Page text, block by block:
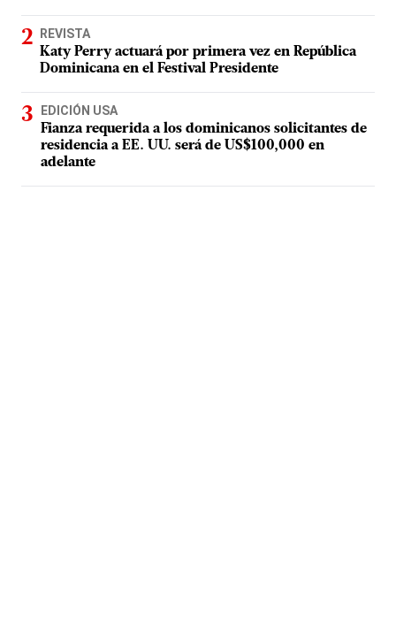
REVISTA
Katy Perry actuará por primera vez en República
Dominicana en el Festival Presidente
EDICIÓN USA
Fianza requerida a los dominicanos solicitantes de
residencia a EE. UU. será de US$100,000 en
adelante